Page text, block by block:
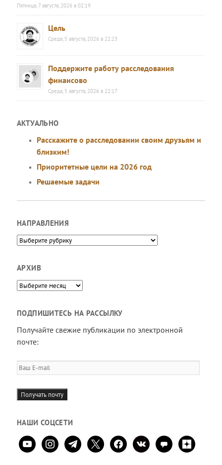
Пятница, 7 августа, 2026 в 02:19
Цель
Среда, 5 августа, 2026 в 22:23
Поддержите работу расследования
финансово
Среда, 5 августа, 2026 в 22:17
АКТУАЛЬНО
Расскажите о расследовании своим друзьям и
близким!
Приоритетные цели на 2026 год
Решаемые задачи
НАПРАВЛЕНИЯ
Направления
АРХИВ
Архив
ПОДПИШИТЕСЬ НА РАССЫЛКУ
Получайте свежие публикации по электронной
почте:
Ваш
E-
mail
Получать почту
НАШИ СОЦСЕТИ
youtubeinstagramtelegram
x facebookvkontaktecomment
zen-
yandex